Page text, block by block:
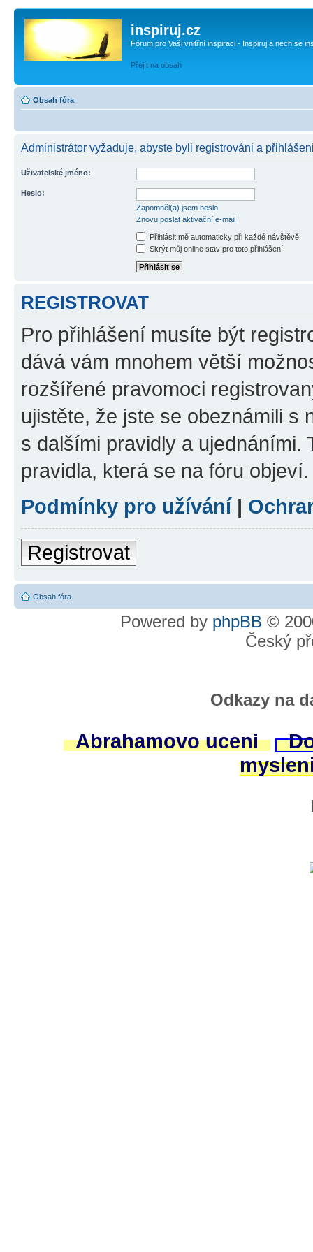
inspiruj.cz
Fórum pro Vaši vnitřní inspiraci - Inspiruj a nech se
Přejít na obsah
Obsah fóra
Administrátor vyžaduje, abyste byli registrováni a
Uživatelské jméno:
Heslo:
Zapomněl(a) jsem heslo
Znovu poslat aktivační e-mail
Přihlásit mě automaticky při každé návštěvě
Skrýt můj online stav pro toto přihlášení
REGISTROVAT
Pro přihlášení musíte být
dává vám mnohem větší
rozšířené pravomoci
ujistěte, že jste se obeznámili s
s dalšími pravidly a ujednáními.
pravidla, která se na fóru objeví.
Podmínky pro užívání|
Registrovat
Obsah fóra
Powered by phpBB ©
Český
Odkazy na
Abrahamovo uceni